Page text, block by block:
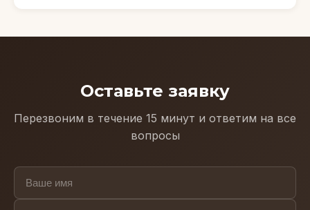
Оставьте заявку
Перезвоним в течение 15 минут и ответим на все
вопросы